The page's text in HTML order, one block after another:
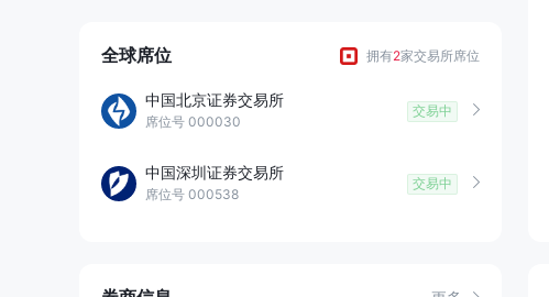
8
9
全球席位 拥有2家交易所席位
中国北京证券交易所
席位号 000030
交易中
中国深圳证券交易所
席位号 000538
交易中